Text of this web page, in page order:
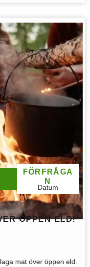
FÖRFRÅGA
N
Datum
ÖPPEN ELD!
mat över öppen eld.